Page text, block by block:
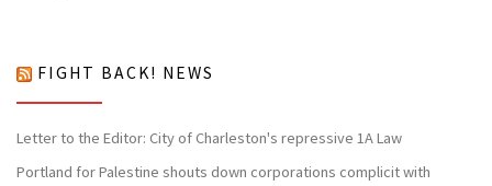
FIGHT BACK! NEWS
Letter to the Editor: City of Charleston's repressive 1A Law
Portland for Palestine shouts down corporations complicit with